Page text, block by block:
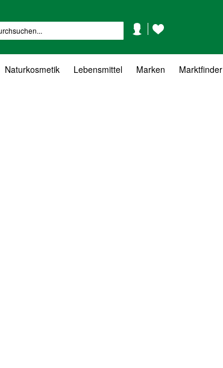
KontoWunschzettel
Naturkosmetik Lebensmittel Marken Marktfinder